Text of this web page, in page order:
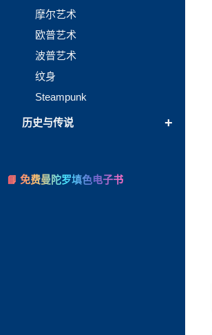
摩尔艺术
欧普艺术
波普艺术
纹身
Steampunk
+
历史与传说
📘 免费曼陀罗填色电子书